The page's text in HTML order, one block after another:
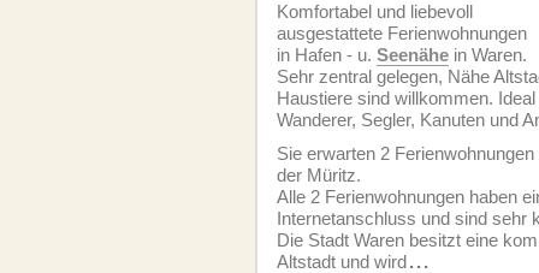
Komfortabel und liebevoll
ausgestattete Ferien­wohnungen
in Hafen - u. Seenähe in Waren.
Sehr zentral gelegen, Nähe
Haustiere sind willkommen.
Wanderer, Segler, Kanuten und
Sie erwarten 2
der Müritz.
Alle 2 Ferien­wohnungen haben
Internetanschluss und sind sehr
Die Stadt Waren besitzt eine
Altstadt und wird...